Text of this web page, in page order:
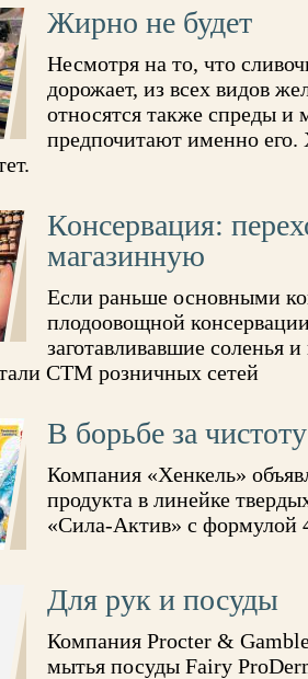
Жирно не будет
Несмотря на то, что
дорожает, из всех видов
относятся также спреды и
предпочитают именно его.
Консервация:
магазинную
Если раньше основными
плодоовощной
заготавливавшие соленья
СТМ розничных сетей
В борьбе за чистоту
Компания «Хенкель»
продукта в линейке
«Сила-Актив» с формулой
Для рук и посуды
Компания Procter &
мытья посуды Fairy